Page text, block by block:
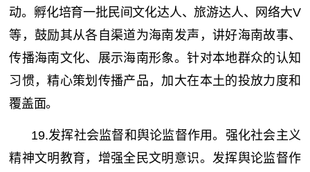
动。孵化培育一批民间文化达人、旅游达人、网络大V
等，鼓励其从各自渠道为海南发声，讲好海南故事、
传播海南文化、展示海南形象。针对本地群众的认知
习惯，精心策划传播产品，加大在本土的投放力度和
覆盖面。
19.发挥社会监督和舆论监督作用。强化社会主义
精神文明教育，增强全民文明意识。发挥舆论监督作